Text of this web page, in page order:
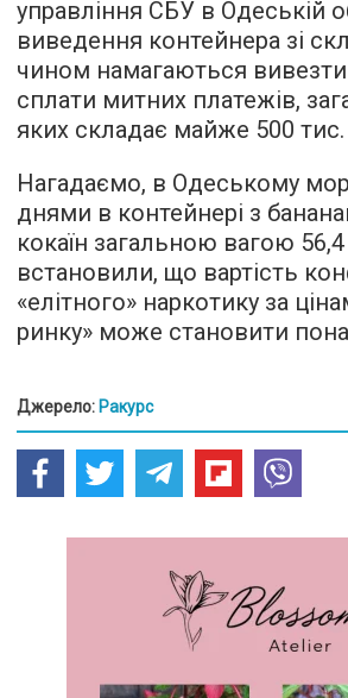
управління СБУ в Одеській
виведення контейнера зі
чином намагаються вивезти
сплати митних платежів,
яких складає майже 500
Нагадаємо, в Одеському
днями в контейнері з
кокаїн загальною вагою
встановили, що вартість
«елітного» наркотику за
ринку» може становити
Джерело: Ракурс